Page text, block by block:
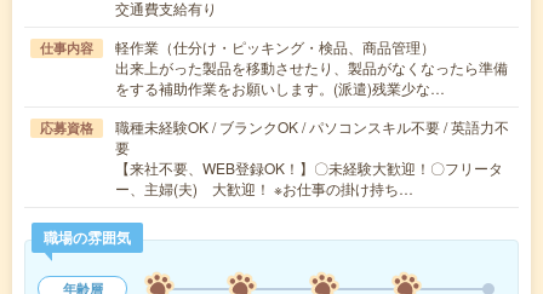
交通費支給有り
仕事内容
軽作業（仕分け・ピッキング・検品、商品管理）
出来上がった製品を移動させたり、製品がなくなったら準備
をする補助作業をお願いします。(派遣)残業少な…
応募資格
職種未経験OK / ブランクOK / パソコンスキル不要 / 英語力不
要
【来社不要、WEB登録OK！】〇未経験大歓迎！〇フリータ
ー、主婦(夫) 大歓迎！ ※お仕事の掛け持ち…
職場の雰囲気
年齢層